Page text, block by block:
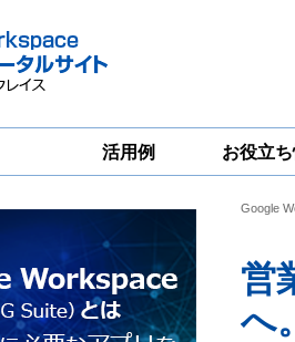
活用例 お役立
支援サービス
グループウェア
移行支援
Google
営
へ。